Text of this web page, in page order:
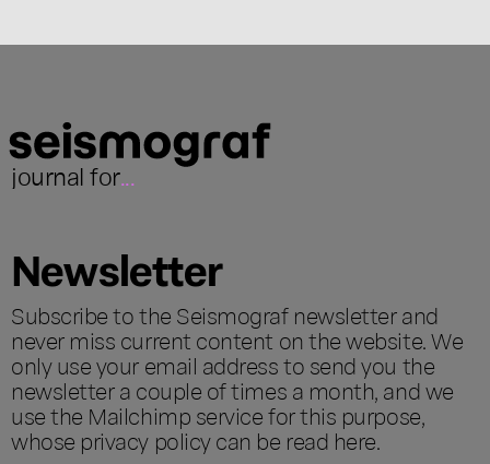
journal for...
Newsletter
Subscribe to the Seismograf newsletter and
never miss current content on the website. We
only use your email address to send you the
newsletter a couple of times a month, and we
use the Mailchimp service for this purpose,
whose privacy policy can be read here.